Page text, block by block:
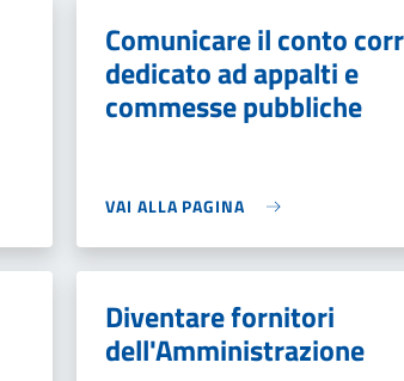
Comunicare il conto
dedicato ad appalti e
commesse pubbliche
VAI ALLA PAGINA
Diventare fornitori
dell'Amministrazione